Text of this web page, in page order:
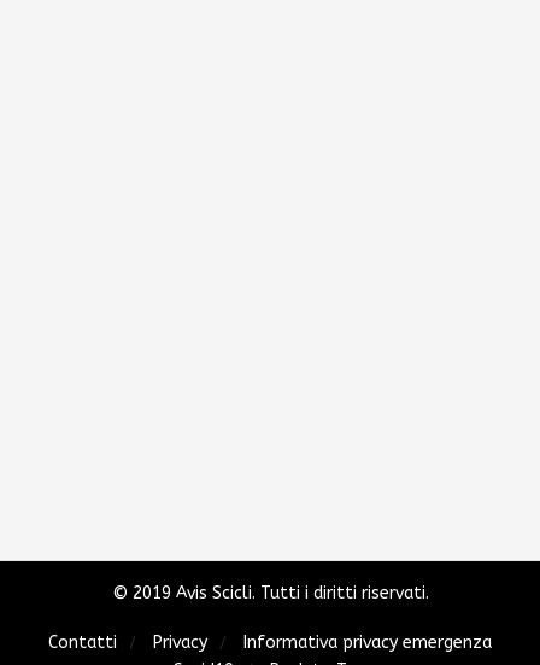
© 2019 Avis Scicli. Tutti i diritti riservati.
Contatti Privacy
Informativa privacy emergenza